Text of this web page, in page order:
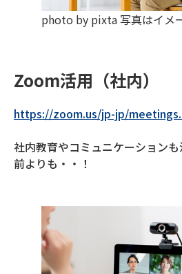
photo by pixta 写真はイメ
Zoom活用（社内）
https://zoom.us/jp-jp/
社内教育やコミュニケーション
前よりも・・！